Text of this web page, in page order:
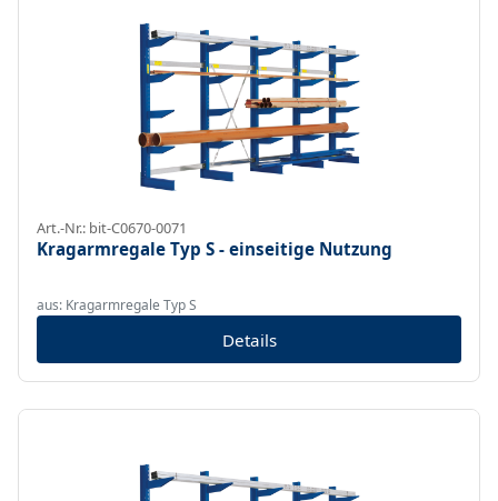
Art.-Nr.: bit-C0670-0071
Kragarmregale Typ S - einseitige Nutzung
aus: Kragarmregale Typ S
Details